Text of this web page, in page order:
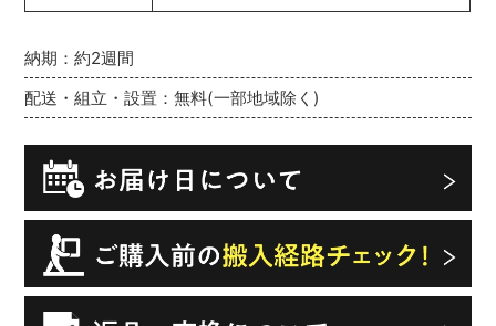
納期：約2週間
配送・組立・設置：無料(一部地域除く)